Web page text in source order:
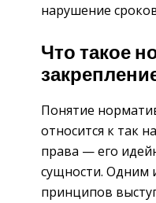
нарушение
Что такое
Понятие
относится к так
права — его
сущности. Одним
принципов